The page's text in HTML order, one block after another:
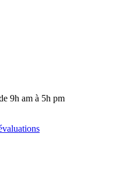
9h am à 5h pm